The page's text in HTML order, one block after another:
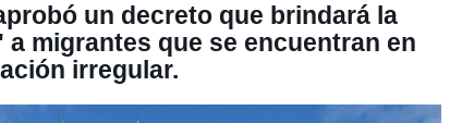
un decreto que brindará la
migrantes que se encuentran en
irregular.